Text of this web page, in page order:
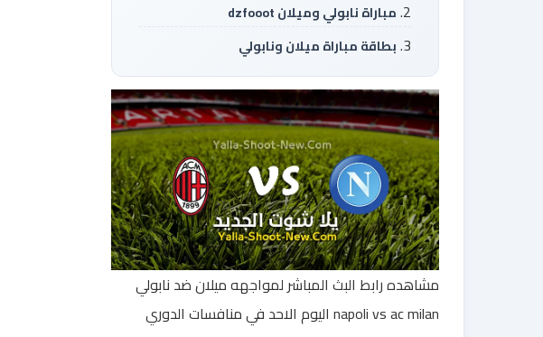
مباراة نابولي وميلان dzfooot
بطاقة مباراة ميلان ونابولي
مشاهده رابط البث المباشر لمواجهه ميلان ضد نابولي
napoli vs ac milan اليوم الاحد في منافسات الدوري